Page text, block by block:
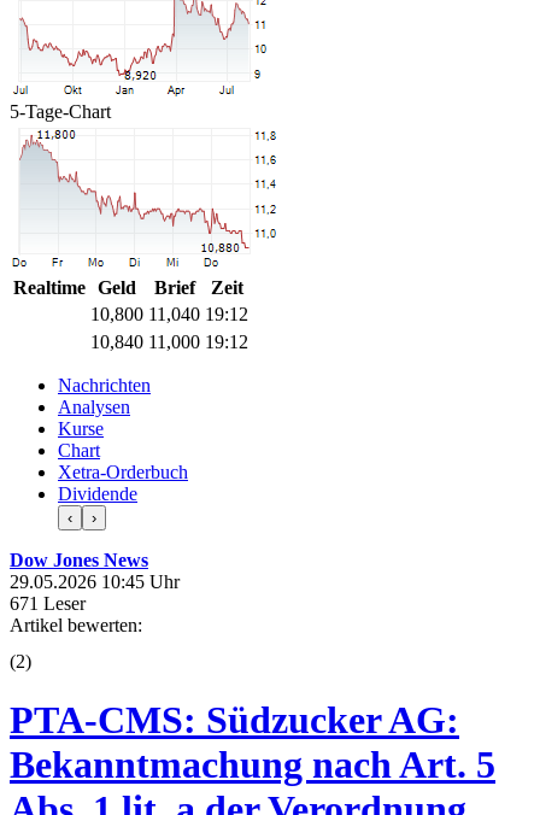
5-Tage-Chart
Realtime Geld Brief
Zeit
10,800 11,040 19:12
10,840 11,000 19:12
Nachrichten
Analysen
Kurse
Chart
Xetra-Orderbuch
Dividende
‹ ›
Dow Jones News
29.05.2026 10:45 Uhr
671 Leser
Artikel bewerten:
(2)
PTA-CMS: Südzucker AG:
Bekanntmachung nach Art. 5